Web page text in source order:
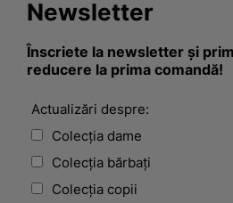
Newsletter
Înscriete la newsletter și
reducere la prima comandă!
Actualizări despre:
Colecția dame
Colecția bărbați
Colecția copii